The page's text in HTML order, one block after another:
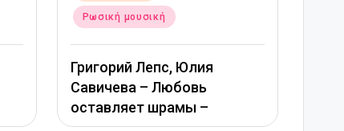
Αναρτήθηκε
σε
Ποπ μουσική
Ани Лорак — Сумасшедшая